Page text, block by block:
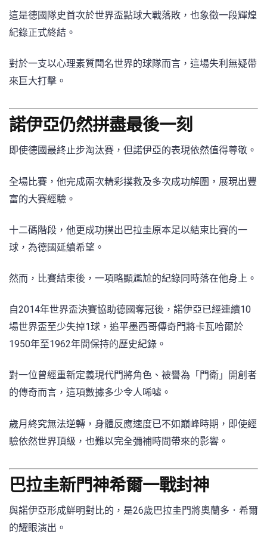
這是德國隊史首次於世界盃點球大戰落敗，也象徵一段輝煌
紀錄正式終結。
對於一支以心理素質聞名世界的球隊而言，這場失利無疑帶
來巨大打擊。
諾伊亞仍然拼盡最後一刻
即使德國最終止步淘汰賽，但諾伊亞的表現依然值得尊敬。
全場比賽，他完成兩次精彩撲救及多次成功解圍，展現出豐
富的大賽經驗。
十二碼階段，他更成功撲出巴拉圭原本足以結束比賽的一
球，為德國延續希望。
然而，比賽結束後，一項略顯尷尬的紀錄同時落在他身上。
自2014年世界盃決賽協助德國奪冠後，諾伊亞已經連續10
場世界盃至少失掉1球，追平墨西哥傳奇門將卡瓦哈爾於
1950年至1962年間保持的歷史紀錄。
對一位曾經重新定義現代門將角色、被譽為「門衛」開創者
的傳奇而言，這項數據多少令人唏噓。
歲月終究無法逆轉，身體反應速度已不如巔峰時期，即使經
驗依然世界頂級，也難以完全彌補時間帶來的影響。
巴拉圭新門神希爾一戰封神
與諾伊亞形成鮮明對比的，是26歲巴拉圭門將奧蘭多．希爾
的耀眼演出。